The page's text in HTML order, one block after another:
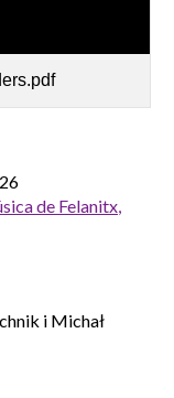
de Felanitx,
i Michał